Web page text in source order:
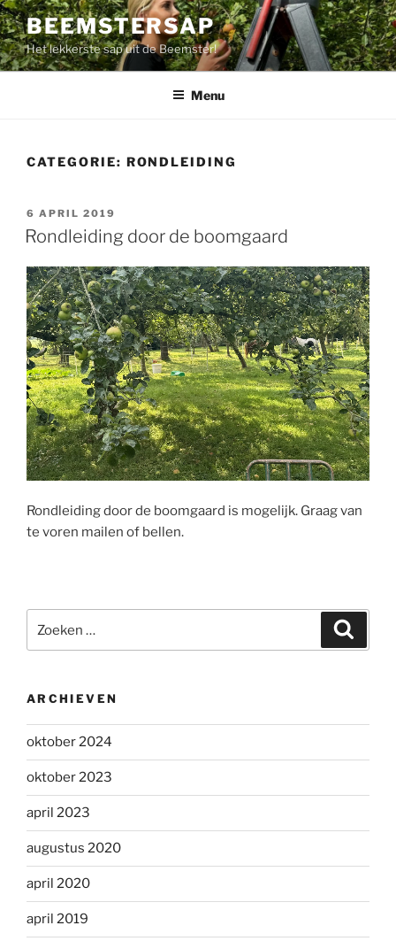
Ga
naar
de
inhoud
BEEMSTERSAP
Het lekkerste sap uit de Beemster!
Menu
CATEGORIE: RONDLEIDING
GEPLAATST
OP
6 APRIL 2019
Rondleiding door de boomgaard
Rondleiding door de boomgaard is mogelijk. Graag van
te voren mailen of bellen.
naar:
ARCHIEVEN
oktober 2024
oktober 2023
april 2023
augustus 2020
april 2020
april 2019